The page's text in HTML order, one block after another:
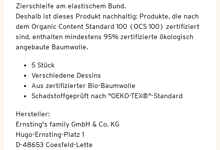
Zierschleife am elastischem Bund.
Deshalb ist dieses Produkt nachhaltig: Produkte, die nach
dem Organic Content Standard 100 (OCS 100) zertifiziert
sind, enthalten mindestens 95% zertifizierte ökologisch
angebaute Baumwolle.
5 Stück
Verschiedene Dessins
Aus zertifizierter Bio-Baumwolle
Schadstoffgeprüft nach "OEKO-TEX®"-Standard
Hersteller:
Ernsting's family GmbH & Co. KG
Hugo-Ernsting-Platz 1
D-48653 Coesfeld-Lette